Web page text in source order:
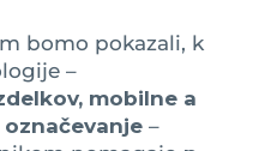
bomo pokazali, k
–
mobilne a
–